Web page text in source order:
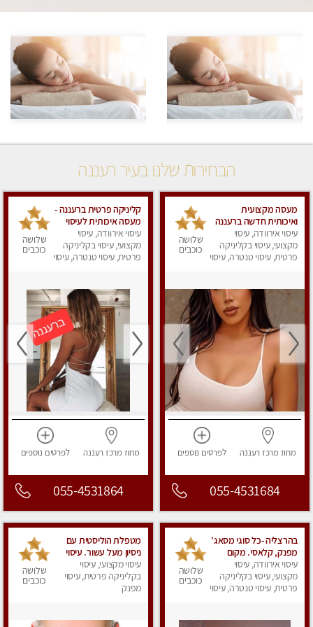
הבחירות שלנו בעיר רעננה
מעסה מקצועית
ואיכותית חדשה ברעננה
עיסוי אירוודה, עיסוי
מקצועי, עיסוי בקליניקה
פרטית, עיסוי טנטרה, עיסוי
שלושה
כוכבים
מחוז מרכז רעננה לפרטים נוספים
055-4531684
קליניקה פרטית ברעננה -
מעסה איכותית לעיסוי
מקצועי ומפנק לכל שרירי
הגוף...
עיסוי אירוודה, עיסוי
מקצועי, עיסוי בקליניקה
פרטית, עיסוי טנטרה, עיסוי
שלושה
כוכבים
מחוז מרכז רעננה לפרטים נוספים
055-4531864
בהרצליה -כל סוגי מסאג'
מפנק, קלאסי. מקום
פרטי
עיסוי אירוודה, עיסוי
מקצועי, עיסוי בקליניקה
פרטית, עיסוי טנטרה, עיסוי
שלושה
כוכבים
מטפלת הוליסטית עם
ניסיון מעל עשור. עיסוי
הוליסטי לגוף ולנשמה עם
שמנים חמים מתאים:
לגברים/נשים ונשים
עיסוי מקצועי, עיסוי
בקליניקה פרטית, עיסוי
מפנק
שלושה
כוכבים